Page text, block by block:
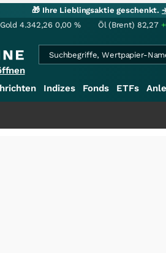
🎁 Ihre Lieblingsaktie geschenkt.
Gold 4.342,26 0,00 % Öl (Brent) 82,27
Indizes Fonds ETFs